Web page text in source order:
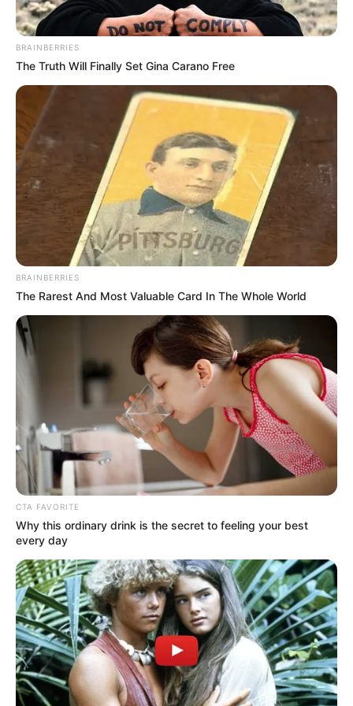
ALERTA BOGOTÁ EN GOOGLE NEWS
TEMAS RELACIONADOS
REDES SOCIALES LA LIENDRA DANI DUKE
MANTÉNGASE EN ALERTA
Tenemos todas las noticias que le
interesan. Para estar bien informado, por
favor, active las notificaciones de Alerta.
ACTIVAR AHORA
TEMAS DESTACADOS
EMERGENCIAS POR LLUVIAS
FUERTES LLUVIAS
VIA AL LLANO
LIGA BETPLAY
METRO DE MEDELLÍN
CORTES DE LUZ
CORTES DE AGUA
FENÓMENO DEL NIÑO
BRAINBERRIES
The Truth Will Finally Set Gina Carano Free
BRAINBERRIES
The Rarest And Most Valuable Card In The Whole World
CTA FAVORITE
Why this ordinary drink is the secret to feeling your best
every day